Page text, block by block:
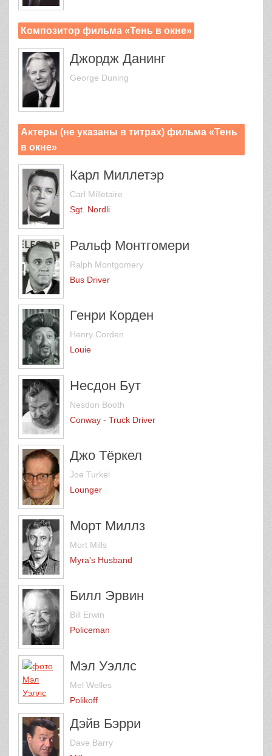
Композитор фильма «Тень в окне»
Джордж Данинг
George Duning
Актеры (не указаны в титрах) фильма «Тень
в окне»
Карл Миллетэр
Carl Milletaire
Sgt. Nordli
Ральф Монтгомери
Ralph Montgomery
Bus Driver
Генри Корден
Henry Corden
Louie
Несдон Бут
Nesdon Booth
Conway - Truck Driver
Джо Тёркел
Joe Turkel
Lounger
Морт Миллз
Mort Mills
Myra's Husband
Билл Эрвин
Bill Erwin
Policeman
Мэл Уэллс
Mel Welles
Polikoff
Дэйв Бэрри
Dave Barry